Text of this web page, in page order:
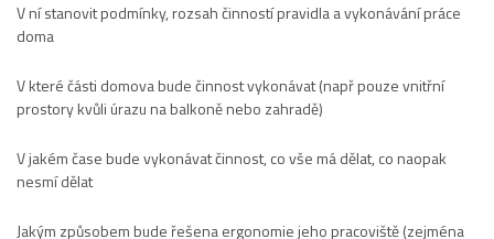
V ní stanovit podmínky, rozsah činností pravidla a vykonávání práce
doma
V které části domova bude činnost vykonávat (např pouze vnitřní
prostory kvůli úrazu na balkoně nebo zahradě)
V jakém čase bude vykonávat činnost, co vše má dělat, co naopak
nesmí dělat
Jakým způsobem bude řešena ergonomie jeho pracoviště (zejména